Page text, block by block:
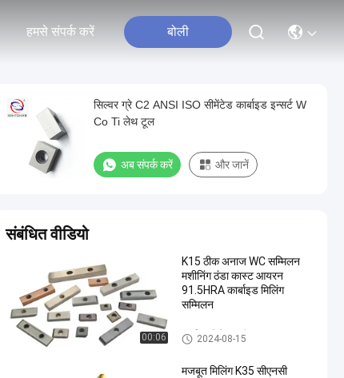
हमसे संपर्क करें बोली
सिल्वर ग्रे C2 ANSI ISO सीमेंटेड कार्बाइड इन्सर्ट W
Co Ti लेथ टूल
अब संपर्क करें और जानें
संबंधित वीडियो
00:06
K15 ठीक अनाज WC सम्मिलन
मशीनिंग ठंडा कास्ट आयरन
91.5HRA कार्बाइड मिलिंग
सम्मिलन
कार्बाइड मिलिंग आवेषण
2024-08-15
मजबूत मिलिंग K35 सीएनसी